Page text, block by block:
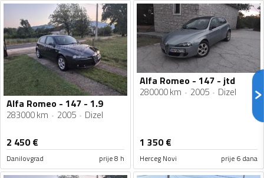
Alfa Romeo - 147 - 1.9
283000 km 2005 Dizel
2 450€
Danilovgrad prije 8 h
Alfa Romeo - 147 - jtd
280000 km 2005 Dizel
1 350€
Herceg Novi prije 6 dana